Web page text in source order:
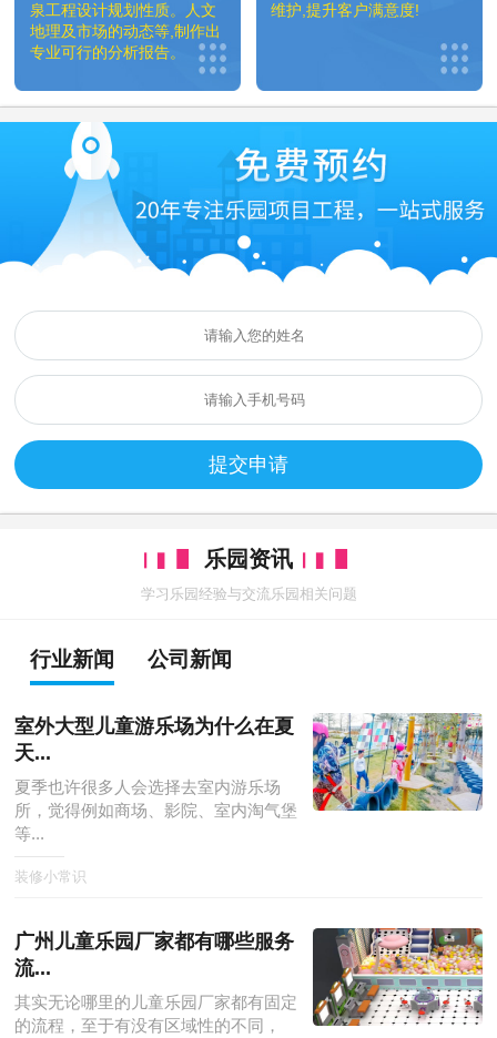
泉工程设计规划性质。人文
地理及市场的动态等,制作出
专业可行的分析报告。
维护,提升客户满意度!
提交申请
乐园资讯
学习乐园经验与交流乐园相关问题
行业新闻 公司新闻
室外大型儿童游乐场为什么在夏
天...
夏季也许很多人会选择去室内游乐场
所，觉得例如商场、影院、室内淘气堡
等...
装修小常识
广州儿童乐园厂家都有哪些服务
流...
其实无论哪里的儿童乐园厂家都有固定
的流程，至于有没有区域性的不同，